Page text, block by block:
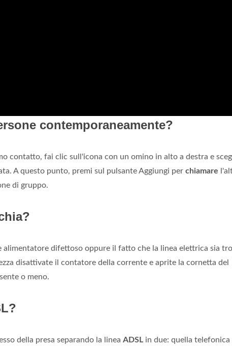
contemporaneamente?
contatto, fai clic sull'icona con un omino in alto a destra e
A questo punto, premi sul pulsante Aggiungi per chiamare
di gruppo.
alimentatore difettoso oppure il fatto che la linea elettrica sia
disattivate il contatore della corrente e aprite la cornetta del
o meno.
della presa separando la linea ADSL in due: quella telefonica